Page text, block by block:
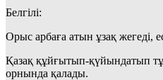
Белгілі:
Орыс арбаға атын ұзақ жегеді,
Қазақ құйғытып-қүйындатып
орнында қалады.